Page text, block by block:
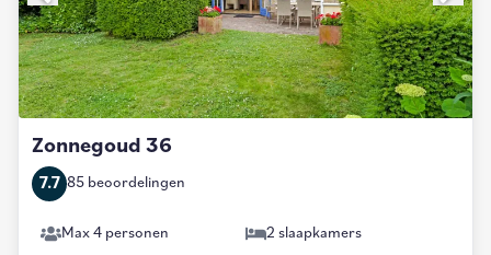
Zonnegoud 36
7.7 85 beoordelingen
Max 4 personen 2 slaapkamers